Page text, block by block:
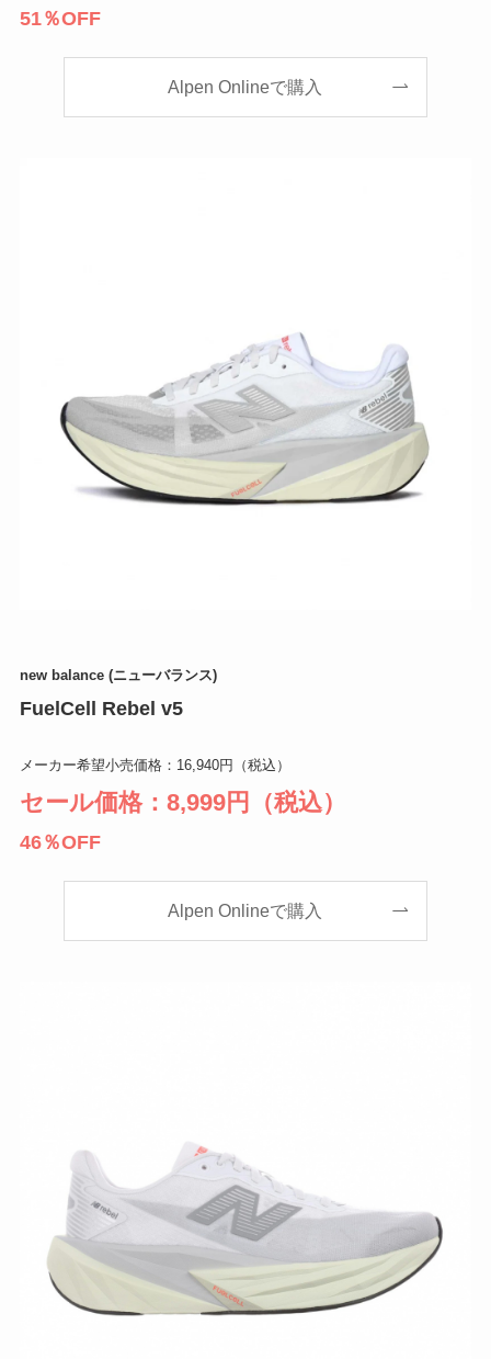
51％OFF
Alpen Onlineで購入
new balance (ニューバランス)
FuelCell Rebel v5
メーカー希望小売価格：16,940円（税込）
セール価格：8,999円（税込）
46％OFF
Alpen Onlineで購入